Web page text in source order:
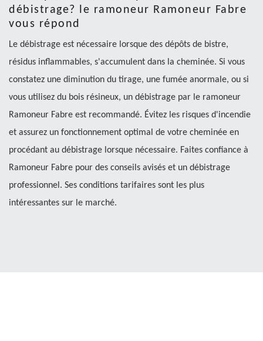
débistrage? le ramoneur Ramoneur Fabre
vous répond
Le débistrage est nécessaire lorsque des dépôts de bistre,
résidus inflammables, s'accumulent dans la cheminée. Si vous
constatez une diminution du tirage, une fumée anormale, ou si
vous utilisez du bois résineux, un débistrage par le ramoneur
Ramoneur Fabre est recommandé. Évitez les risques d'incendie
et assurez un fonctionnement optimal de votre cheminée en
procédant au débistrage lorsque nécessaire. Faites confiance à
Ramoneur Fabre pour des conseils avisés et un débistrage
professionnel. Ses conditions tarifaires sont les plus
intéressantes sur le marché.